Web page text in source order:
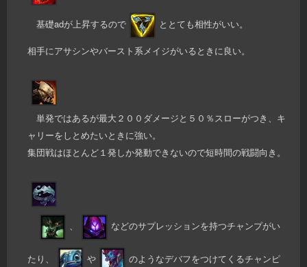
基礎adが上昇するので ととても相性がいい。
相手にアサシンやバースト系メイジがいるときに良い。
単発ではあるが最大２００ダメージと５０％スローがつき、キ
ャリーをしとめたいときに強い。
集団戦はほとんど１発しか発動できないので短時間の戦闘向き。
、 などのサプレッションを持つチャンプがい
たり、 や のようなデバフをつけてくるチャンピ